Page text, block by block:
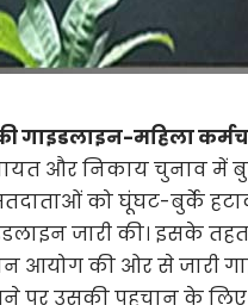
गाइडलाइन-महिला
और निकाय चुनाव में
को घूंघट-बुर्के
जारी की। इसके
आयोग की ओर से जारी
पर उसकी पहचान के लिए